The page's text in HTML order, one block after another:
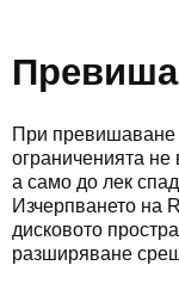
При превишаване
ограниченията не
а само до лек
Изчерпването на
дисковото
разширяване